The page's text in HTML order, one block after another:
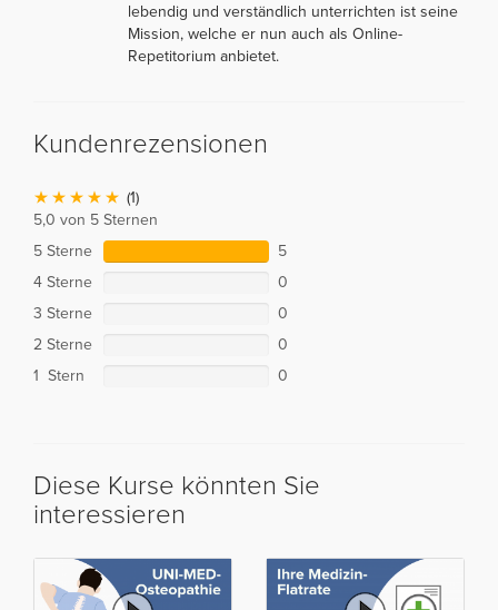
lebendig und verständlich unterrichten ist seine
Mission, welche er nun auch als Online-
Repetitorium anbietet.
Kundenrezensionen
(1)
5,0 von 5 Sternen
5 Sterne
5
4 Sterne
0
3 Sterne
0
2 Sterne
0
1 Stern
0
Diese Kurse könnten Sie
interessieren